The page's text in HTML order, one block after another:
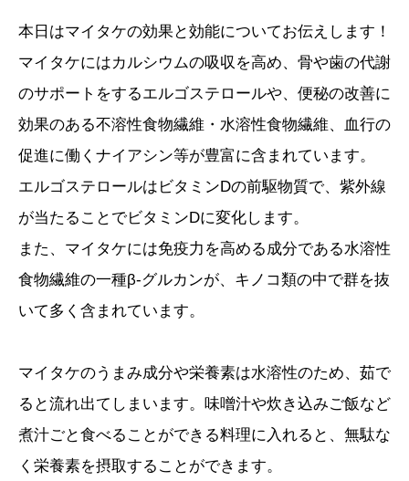
本日はマイタケの効果と効能についてお伝えします！
マイタケにはカルシウムの吸収を高め、骨や歯の代謝
のサポートをするエルゴステロールや、便秘の改善に
効果のある不溶性食物繊維・水溶性食物繊維、血行の
促進に働くナイアシン等が豊富に含まれています。
エルゴステロールはビタミンDの前駆物質で、紫外線
が当たることでビタミンDに変化します。
また、マイタケには免疫力を高める成分である水溶性
食物繊維の一種β-グルカンが、キノコ類の中で群を抜
いて多く含まれています。
マイタケのうまみ成分や栄養素は水溶性のため、茹で
ると流れ出てしまいます。味噌汁や炊き込みご飯など
煮汁ごと食べることができる料理に入れると、無駄な
く栄養素を摂取することができます。